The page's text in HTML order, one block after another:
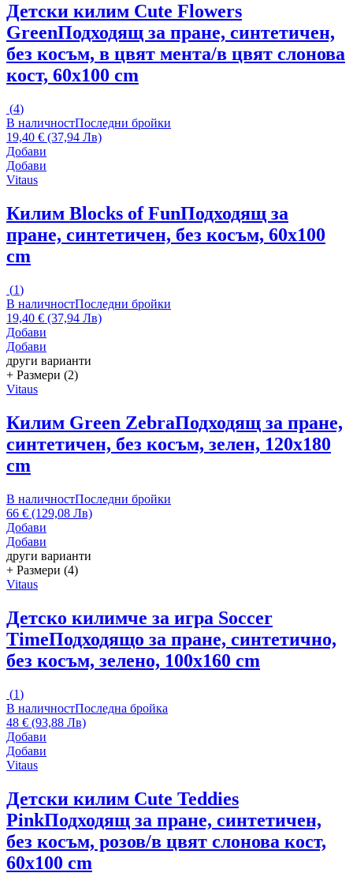
Детски килим Cute Flowers
GreenПодходящ за пране, синтетичен,
без косъм, в цвят мента/в цвят слонова
кост, 60x100 cm
(4)
В наличностПоследни бройки
19,40 € (37,94 Лв)
Добави
Добави
Vitaus
Килим Blocks of FunПодходящ за
пране, синтетичен, без косъм, 60x100
cm
(1)
В наличностПоследни бройки
19,40 € (37,94 Лв)
Добави
Добави
други варианти
+ Размери (2)
Vitaus
Килим Green ZebraПодходящ за пране,
синтетичен, без косъм, зелен, 120x180
cm
В наличностПоследни бройки
66 € (129,08 Лв)
Добави
Добави
други варианти
+ Размери (4)
Vitaus
Детско килимче за игра Soccer
TimeПодходящо за пране, синтетично,
без косъм, зелено, 100x160 cm
(1)
В наличностПоследна бройка
48 € (93,88 Лв)
Добави
Добави
Vitaus
Детски килим Cute Teddies
PinkПодходящ за пране, синтетичен,
без косъм, розов/в цвят слонова кост,
60x100 cm